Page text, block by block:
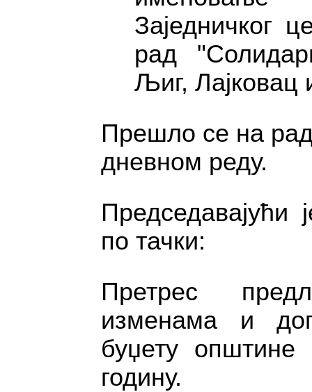
Заједничког
рад
Љиг,
Прешло се на
дневном реду.
Председавајући
по тачки:
Претрес
изменама и
буџету
годину.